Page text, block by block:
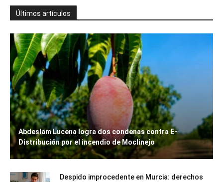
Últimos artículos
Abdeslam Lucena logra dos condenas contra E-
Distribución por el incendio de Moclinejo
Despido improcedente en Murcia: derechos